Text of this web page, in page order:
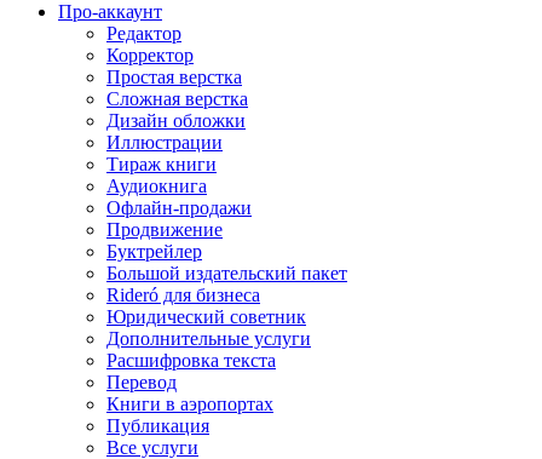
Про-аккаунт
Редактор
Корректор
Простая верстка
Сложная верстка
Дизайн обложки
Иллюстрации
Тираж книги
Аудиокнига
Офлайн-продажи
Продвижение
Буктрейлер
Большой издательский пакет
Rideró для бизнеса
Юридический советник
Дополнительные услуги
Расшифровка текста
Перевод
Книги в аэропортах
Публикация
Все услуги